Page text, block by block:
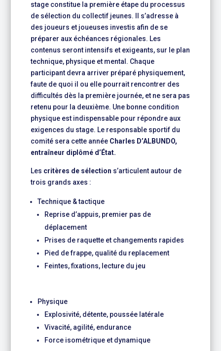
stage constitue la première étape du processus
de sélection du collectif jeunes. Il s’adresse à
des joueurs et joueuses investis afin de se
préparer aux échéances régionales. Les
contenus seront intensifs et exigeants, sur le plan
technique, physique et mental. Chaque
participant devra arriver préparé physiquement,
faute de quoi il ou elle pourrait rencontrer des
difficultés dès la première journée, et ne sera pas
retenu pour la deuxième. Une bonne condition
physique est indispensable pour répondre aux
exigences du stage. Le responsable sportif du
comité sera cette année Charles D’ALBUNDO,
entraîneur diplômé d’État.
Les critères de sélection s’articulent autour de
trois grands axes :
Technique & tactique
Reprise d’appuis, premier pas de
déplacement
Prises de raquette et changements rapides
Pied de frappe, qualité du replacement
Feintes, fixations, lecture du jeu
Physique
Explosivité, détente, poussée latérale
Vivacité, agilité, endurance
Force isométrique et dynamique